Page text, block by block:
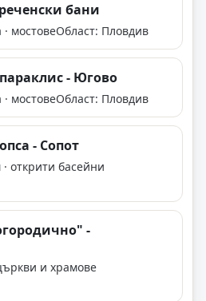
бани
мостовеОбласт: Пловдив
- Югово
мостовеОбласт: Пловдив
- Сопот
открити басейни
-
и храмове